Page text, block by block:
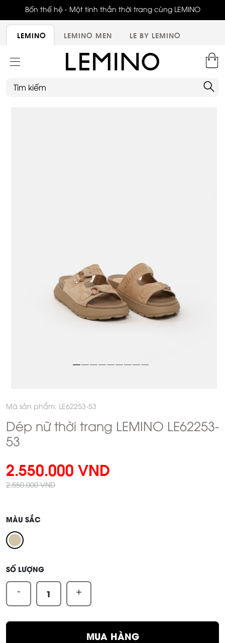
Bốn thế hệ - Một tinh thần thời trang cùng LEMINO
LEMINO LEMINO MEN LE BY LEMINO
Mã sản phẩm: LE62253-53
Dép nữ thời trang LEMINO LE62253-
53
2.550.000 VND
2.550.000 VND
MÀU SẮC
SỐ LƯỢNG
- +
MUA HÀNG